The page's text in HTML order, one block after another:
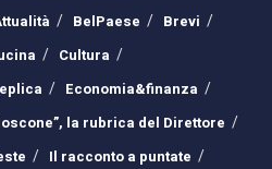
BelPaese
Brevi
Cultura
Economia&finanza
la rubrica del Direttore
Il racconto a puntate